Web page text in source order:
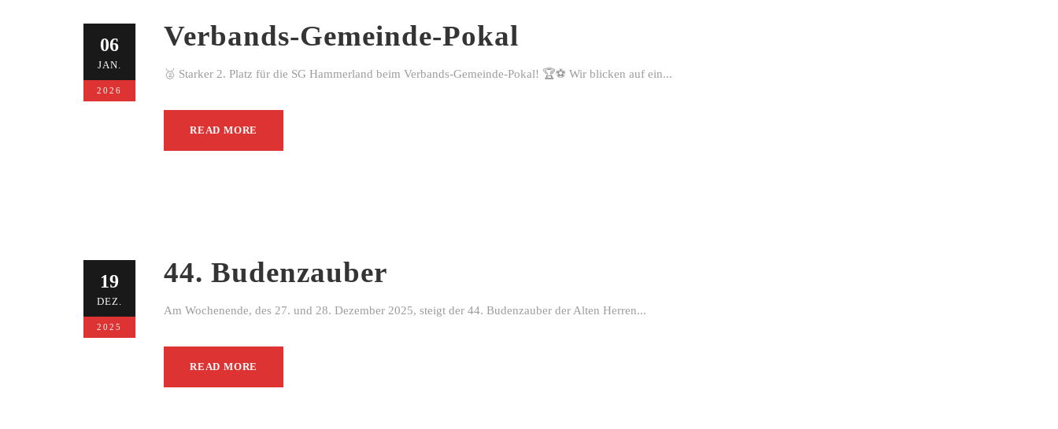
06
JAN.
2026
Verbands-Gemeinde-Pokal
🥈 Starker 2. Platz für die SG Hammerland beim Verbands-Gemeinde-Pokal! 🏆⚽ Wir blicken auf ein...
READ MORE
19
DEZ.
2025
44. Budenzauber
Am Wochenende, des 27. und 28. Dezember 2025, steigt der 44. Budenzauber der Alten Herren...
READ MORE